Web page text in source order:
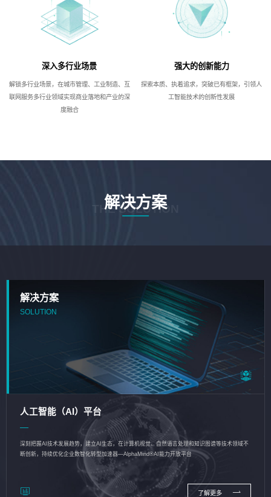
深入多行业场景
解锁多行业场景，在城市管理、工业制造、互
联网服务多行业领域实现商业落地和产业的深
度融合
强大的创新能力
探索本质、执着追求，突破已有框架，引领人
工智能技术的创新性发展
解决方案
THE SOLUTION
解决方案
SOLUTION
人工智能（AI）平台
深刻把握AI技术发展趋势，建立AI生态，在计算机视觉、自然语言处理和知识图谱等技术领域不
断创新，持续优化企业数智化转型加速器—AlphaMind®AI能力开放平台
了解更多